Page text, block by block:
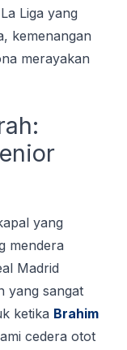
Liga yang
kemenangan
merayakan
yang
mendera
Madrid
yang sangat
ketika Brahim
cedera otot